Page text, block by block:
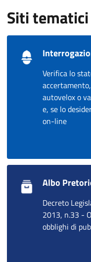
Siti tematici
Verifica lo
autovelox o
e, se lo
on-line
Albo
Decreto
2013, n.33 -
obblighi di